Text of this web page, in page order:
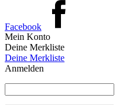
Facebook
Mein Konto
Deine Merkliste
Deine Merkliste
Anmelden